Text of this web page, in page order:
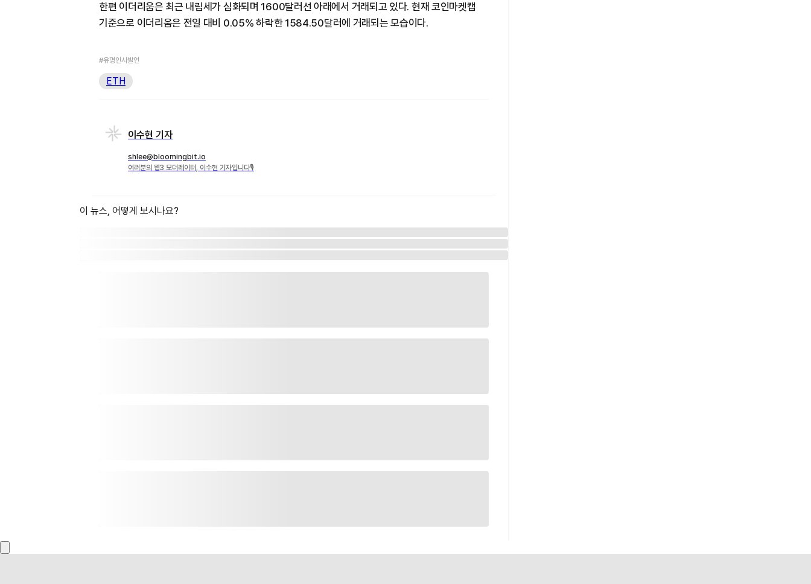
한편 이더리움은 최근 내림세가 심화되며 1600달러선 아래에서 거래되고 있다. 현재 코인마켓캡
기준으로 이더리움은 전일 대비 0.05% 하락한 1584.50달러에 거래되는 모습이다.
#유명인사발언
ETH
이수현 기자
shlee@bloomingbit.io
여러분의 웹3 모더레이터, 이수현 기자입니다🎙
이 뉴스, 어떻게 보시나요?